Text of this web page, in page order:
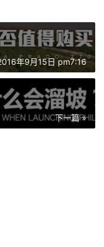
年9月15日 pm7:16
下一篇 »